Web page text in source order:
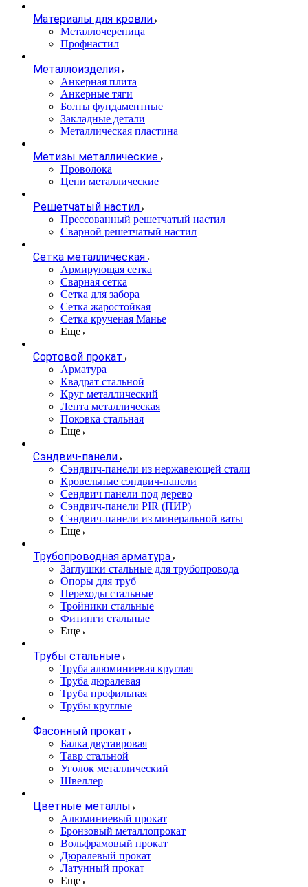
Материалы для кровли
Металлочерепица
Профнастил
Металлоизделия
Анкерная плита
Анкерные тяги
Болты фундаментные
Закладные детали
Металлическая пластина
Метизы металлические
Проволока
Цепи металлические
Решетчатый настил
Прессованный решетчатый настил
Сварной решетчатый настил
Сетка металлическая
Армирующая сетка
Сварная сетка
Сетка для забора
Сетка жаростойкая
Сетка крученая Манье
Еще
Сортовой прокат
Арматура
Квадрат стальной
Круг металлический
Лента металлическая
Поковка стальная
Еще
Сэндвич-панели
Cэндвич-панели из нержавеющей стали
Кровельные сэндвич-панели
Сендвич панели под дерево
Сэндвич-панели PIR (ПИР)
Сэндвич-панели из минеральной ваты
Еще
Трубопроводная арматура
Заглушки стальные для трубопровода
Опоры для труб
Переходы стальные
Тройники стальные
Фитинги стальные
Еще
Трубы стальные
Труба алюминиевая круглая
Труба дюралевая
Труба профильная
Трубы круглые
Фасонный прокат
Балка двутавровая
Тавр стальной
Уголок металлический
Швеллер
Цветные металлы
Алюминиевый прокат
Бронзовый металлопрокат
Вольфрамовый прокат
Дюралевый прокат
Латунный прокат
Еще